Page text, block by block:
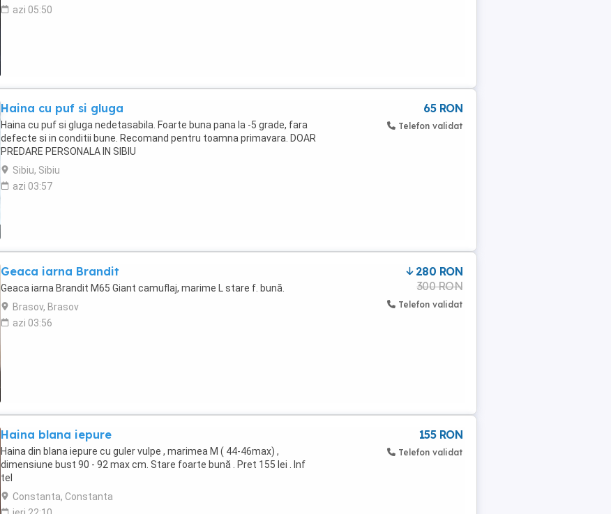
azi 05:50
Haina cu puf si gluga
Haina cu puf si gluga nedetasabila. Foarte buna pana la -5 grade, fara
defecte si in conditii bune. Recomand pentru toamna primavara. DOAR
PREDARE PERSONALA IN SIBIU
Sibiu, Sibiu
azi 03:57
65 RON
Telefon validat
Geaca iarna Brandit
Geaca iarna Brandit M65 Giant camuflaj, marime L stare f. bună.
Brasov, Brasov
azi 03:56
280 RON
300 RON
Telefon validat
Haina blana iepure
Haina din blana iepure cu guler vulpe , marimea M ( 44-46max) ,
dimensiune bust 90 - 92 max cm. Stare foarte bună . Pret 155 lei . Inf
tel
Constanta, Constanta
155 RON
Telefon validat